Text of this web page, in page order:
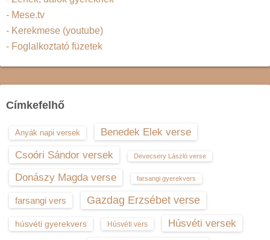
- Mese.tv
- Kerekmese (youtube)
- Foglalkoztató füzetek
Címkefelhő
Anyák napi versek
Benedek Elek verse
Csoóri Sándor versek
Devecsery László verse
Donászy Magda verse farsangi gyerekvers
farsangi vers Gazdag Erzsébet verse
húsvéti gyerekvers Húsvéti vers Húsvéti versek